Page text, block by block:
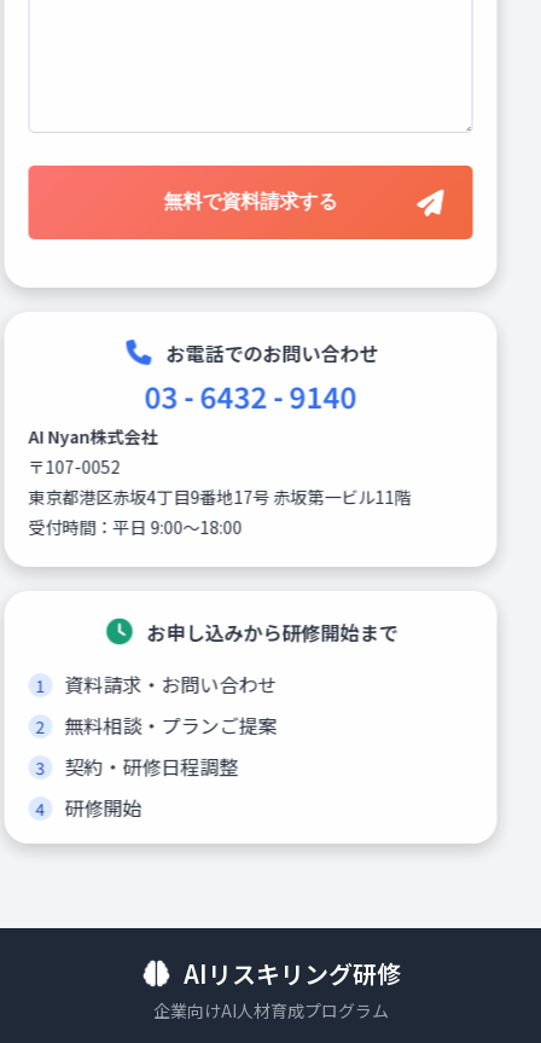
お電話でのお問い合わせ
03 - 6432 - 9140
AI Nyan株式会社
〒107-0052
東京都港区赤坂4丁目9番地17号 赤坂第一ビル11階
受付時間：平日 9:00〜18:00
お申し込みから研修開始まで
資料請求・お問い合わせ
無料相談・プランご提案
契約・研修日程調整
研修開始
AIリスキリング研修
企業向けAI人材育成プログラム